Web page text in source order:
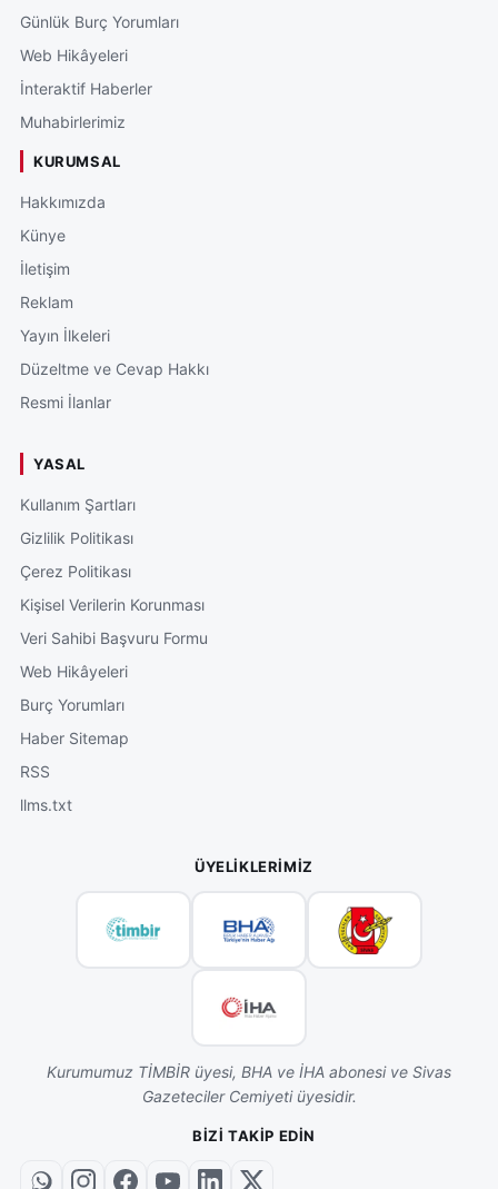
Günlük Burç Yorumları
Web Hikâyeleri
İnteraktif Haberler
Muhabirlerimiz
KURUMSAL
Hakkımızda
Künye
İletişim
Reklam
Yayın İlkeleri
Düzeltme ve Cevap Hakkı
Resmi İlanlar
YASAL
Kullanım Şartları
Gizlilik Politikası
Çerez Politikası
Kişisel Verilerin Korunması
Veri Sahibi Başvuru Formu
Web Hikâyeleri
Burç Yorumları
Haber Sitemap
RSS
llms.txt
ÜYELIKLERIMIZ
Kurumumuz TİMBİR üyesi, BHA ve İHA abonesi ve Sivas
Gazeteciler Cemiyeti üyesidir.
BIZI TAKIP EDIN